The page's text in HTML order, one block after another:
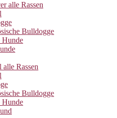
alle Rassen
Bulldogge
alle Rassen
Bulldogge